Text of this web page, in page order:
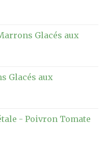
Glacés aux
Glacés aux
- Poivron Tomate